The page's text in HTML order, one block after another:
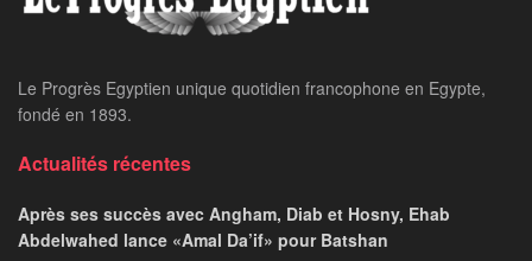
Le Progrès Egyptien unique quotidien francophone en Egypte,
fondé en 1893.
Actualités récentes
Après ses succès avec Angham, Diab et Hosny, Ehab
Abdelwahed lance «Amal Da’if» pour Batshan